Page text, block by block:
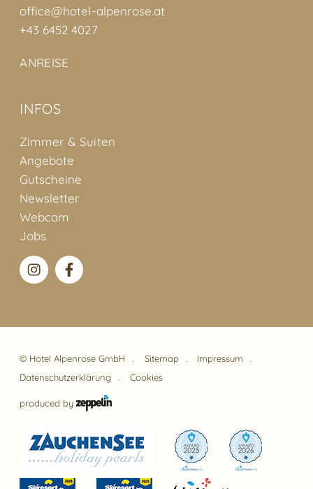
office@hotel-alpenrose.at
+43 6452 4027
ANREISE
INFOS
Zimmer & Suiten
Angebote
Gutscheine
Newsletter
Webcam
Jobs
© Hotel Alpenrose GmbH Sitemap
Impressum
Datenschutzerklärung
Cookies
produced by